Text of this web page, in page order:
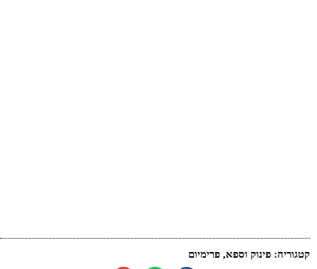
קטגוריה: פינוק וספא, פרימיום